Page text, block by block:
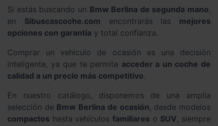
Si estás buscando un Bmw Berlina de segunda mano,
en Sibuscascoche.com encontrarás las mejores
opciones con garantía y total confianza.
Comprar un vehículo de ocasión es una decisión
inteligente, ya que te permite acceder a un coche de
calidad a un precio más competitivo.
En nuestro catálogo, disponemos de una amplia
selección de Bmw Berlina de ocasión, desde modelos
compactos hasta vehículos familiares o SUV, siempre